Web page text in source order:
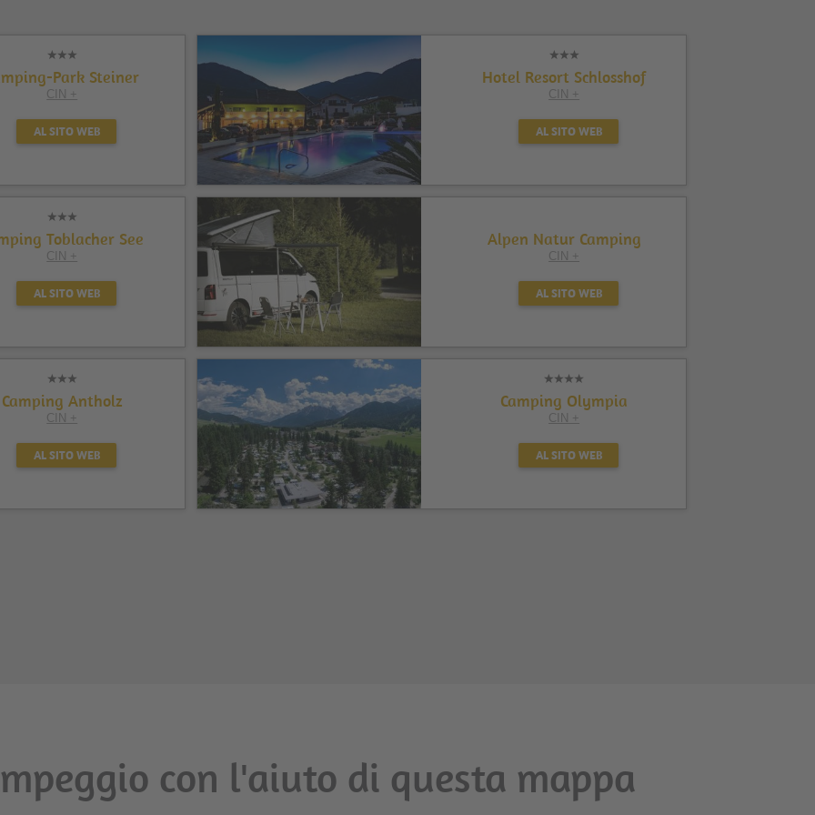
Park Steiner
CIN +
AL SITO WEB
Hotel Resort Schlosshof
CIN +
AL SITO WEB
Toblacher See
CIN +
AL SITO WEB
Alpen Natur Camping
CIN +
AL SITO WEB
Camping Antholz
CIN +
AL SITO WEB
Camping Olympia
CIN +
AL SITO WEB
con l'aiuto di questa mappa